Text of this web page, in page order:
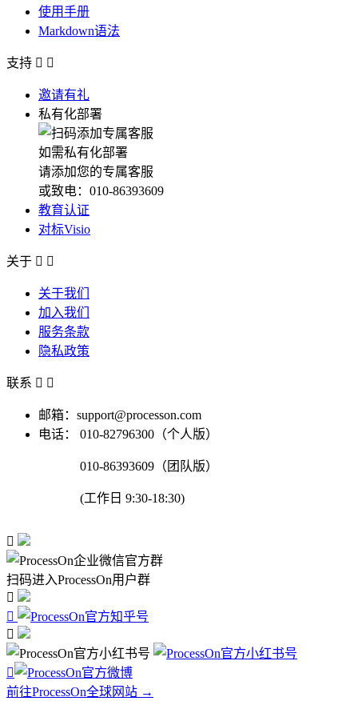
使用手册
Markdown语法
支持  
邀请有礼
私有化部署
如需私有化部署
请添加您的专属客服
或致电：010-86393609
教育认证
对标Visio
关于  
关于我们
加入我们
服务条款
隐私政策
联系  
邮箱：support@processon.com
电话：
010-82796300（个人版）
010-86393609（团队版）
(工作日 9:30-18:30)

扫码进入ProcessOn用户群




前往ProcessOn全球网站 →